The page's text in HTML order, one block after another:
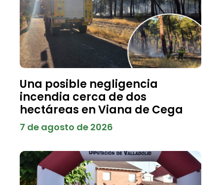
Una posible negligencia
incendia cerca de dos
hectáreas en Viana de Cega
7 de agosto de 2026